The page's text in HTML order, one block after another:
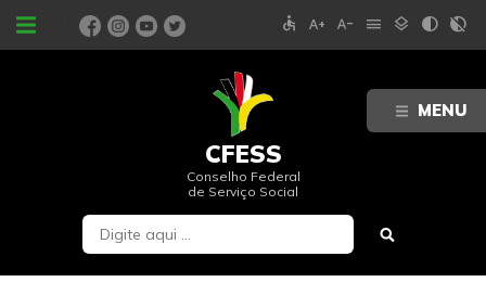
MENU
PORTAIS accessible text_increase text_decrease menu layers contrast contrast_rtl_off
CFESS
Conselho Federal
de Serviço Social